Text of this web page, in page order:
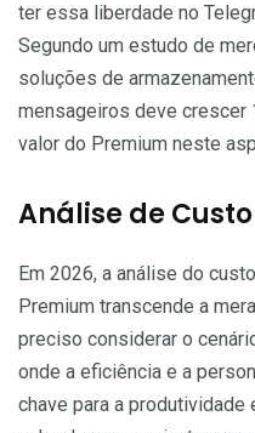
ter essa liberdade no
Segundo um estudo de
soluções de
mensageiros deve crescer
valor do Premium neste
Análise de
Em 2026, a análise do
Premium transcende a
preciso considerar o
onde a eficiência e a
chave para a produtividade